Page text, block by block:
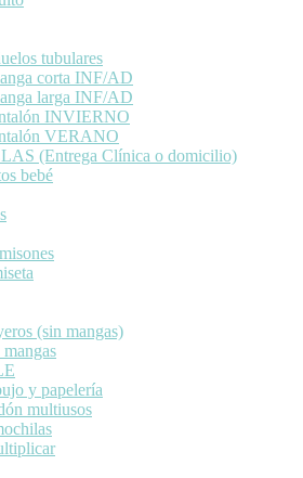
tubulares
corta INF/AD
larga INF/AD
INVIERNO
VERANO
(Entrega Clínica o domicilio)
bebé
(sin mangas)
y papelería
multiusos